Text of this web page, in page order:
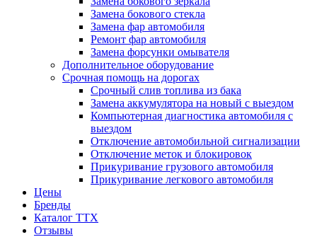
Замена бокового стекла
Замена фар автомобиля
Ремонт фар автомобиля
Замена форсунки омывателя
Дополнительное оборудование
Срочная помощь на дорогах
Срочный слив топлива из бака
Замена аккумулятора на новый с выездом
Компьютерная диагностика автомобиля с
выездом
Отключение автомобильной сигнализации
Отключение меток и блокировок
Прикуривание грузового автомобиля
Прикуривание легкового автомобиля
Цены
Бренды
Каталог ТТХ
Отзывы